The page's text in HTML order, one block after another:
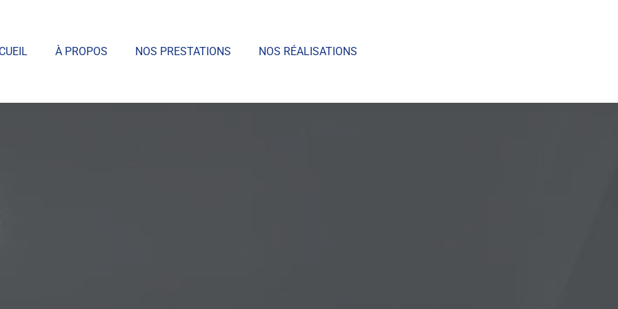
À PROPOS NOS PRESTATIONS NOS RÉALISATIONS